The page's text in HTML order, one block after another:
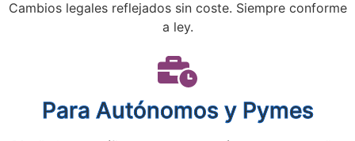
Cambios legales reflejados sin coste. Siempre conforme
a ley.
Para Autónomos y Pymes